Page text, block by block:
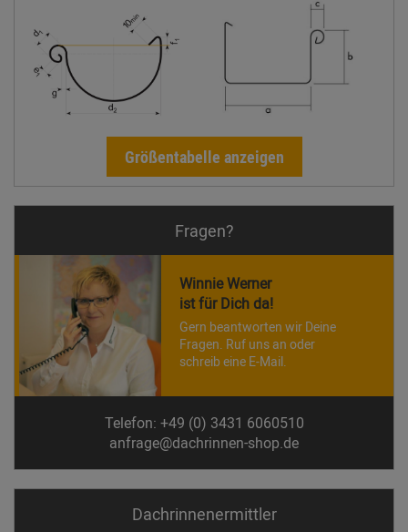
Größentabelle anzeigen
Fragen?
Winnie Werner
ist für Dich da!
Gern beantworten wir Deine
Fragen. Ruf uns an oder
schreib eine E-Mail.
Telefon: +49 (0) 3431 6060510
anfrage@dachrinnen-shop.de
Dachrinnen­ermittler